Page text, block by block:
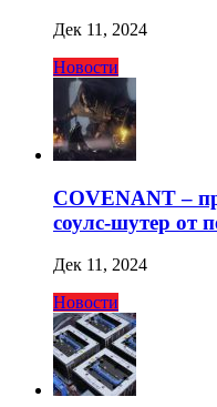
Дек 11, 2024
Новости
COVENANT –
соулс-шутер от
Дек 11, 2024
Новости